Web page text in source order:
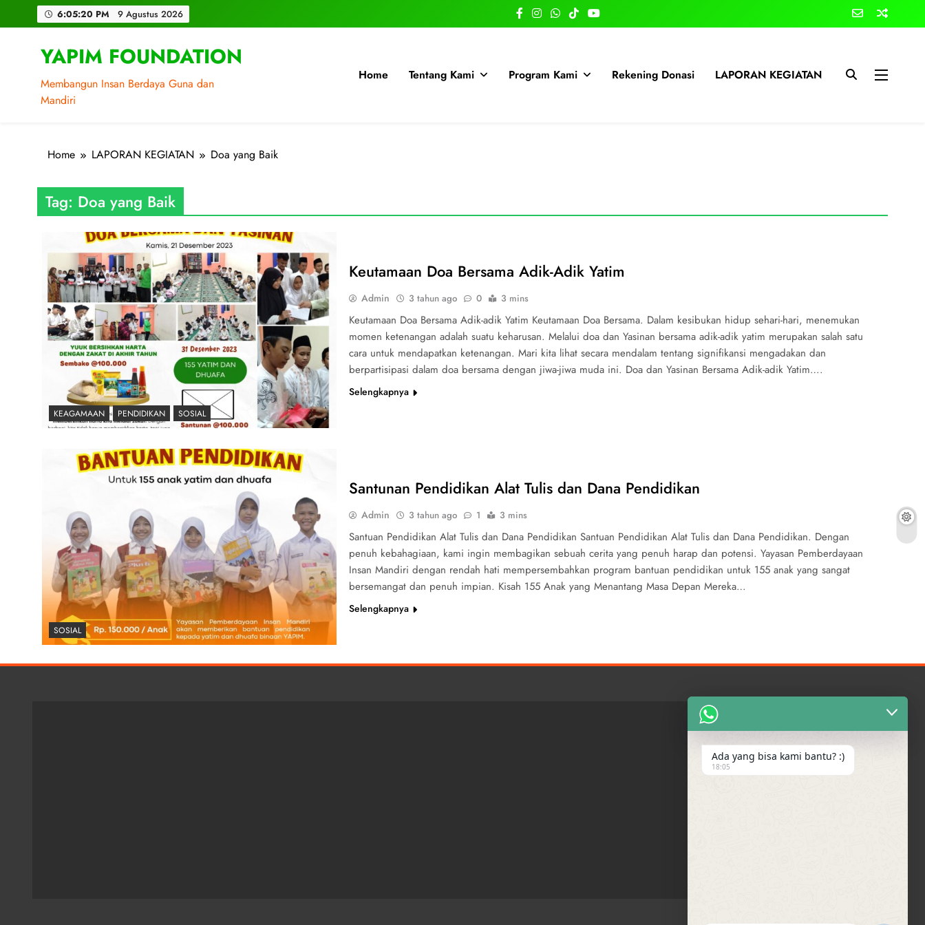
to
6:05:20 PM 9 Agustus 2026
YAPIM FOUNDATION
Membangun Insan Berdaya Guna dan
Mandiri
Home Tentang Kami Program Kami Rekening Donasi LAPORAN KEGIATAN
Home LAPORAN KEGIATAN Doa yang Baik
Tag: Doa yang Baik
KEAGAMAAN PENDIDIKAN SOSIAL
Keutamaan Doa Bersama Adik-Adik Yatim
Admin 3 tahun ago 0 3 mins
Keutamaan Doa Bersama Adik-adik Yatim Keutamaan Doa Bersama. Dalam kesibukan hidup sehari-hari, menemukan
momen ketenangan adalah suatu keharusan. Melalui doa dan Yasinan bersama adik-adik yatim merupakan salah satu
cara untuk mendapatkan ketenangan. Mari kita lihat secara mendalam tentang signifikansi mengadakan dan
berpartisipasi dalam doa bersama dengan jiwa-jiwa muda ini. Doa dan Yasinan Bersama Adik-adik Yatim….
Selengkapnya
SOSIAL
Santunan Pendidikan Alat Tulis dan Dana Pendidikan
Admin 3 tahun ago 1 3 mins
Santuan Pendidikan Alat Tulis dan Dana Pendidikan Santuan Pendidikan Alat Tulis dan Dana Pendidikan. Dengan
penuh kebahagiaan, kami ingin membagikan sebuah cerita yang penuh harap dan potensi. Yayasan Pemberdayaan
Insan Mandiri dengan rendah hati mempersembahkan program bantuan pendidikan untuk 155 anak yang sangat
bersemangat dan penuh impian. Kisah 155 Anak yang Menantang Masa Depan Mereka…
Selengkapnya
Ada yang bisa kami bantu? :)
18:05